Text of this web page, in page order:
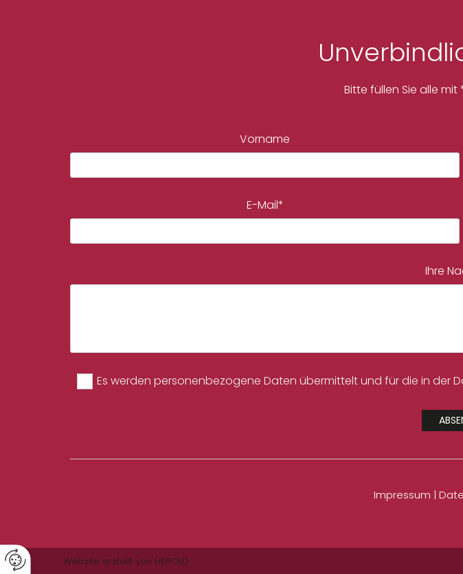
Bitte füllen Sie alle
Vorname
E-Mail*
Ihre
Es werden personenbezogene Daten übermittelt und für die in der
Impressum |
Website erstellt von HEROLD